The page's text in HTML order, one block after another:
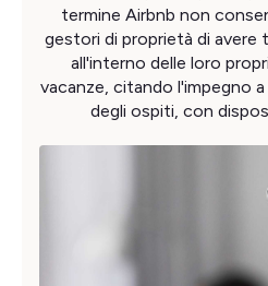
termine Airbnb non
gestori di proprietà di avere
all'interno delle loro
vacanze, citando l'impegno
degli ospiti, con